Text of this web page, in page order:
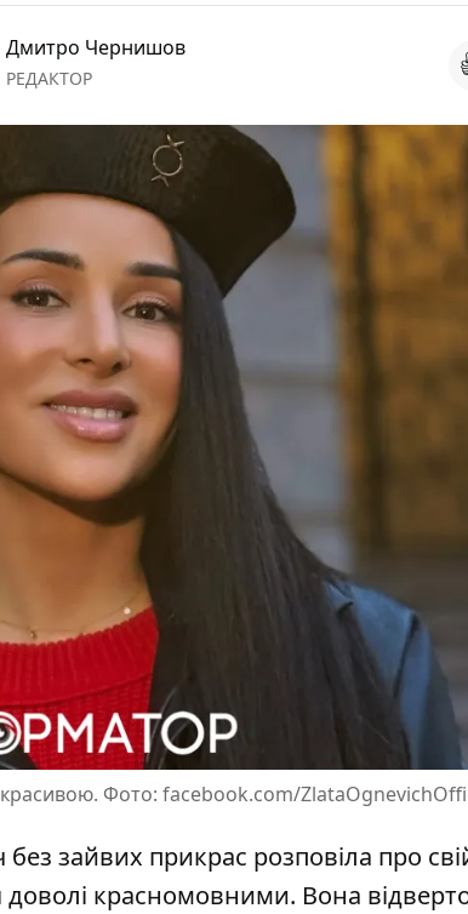
Дмитро Чернишов
РЕДАКТОР
красивою. Фото: facebook.com/
без зайвих прикрас розповіла про
красномовними. Вона